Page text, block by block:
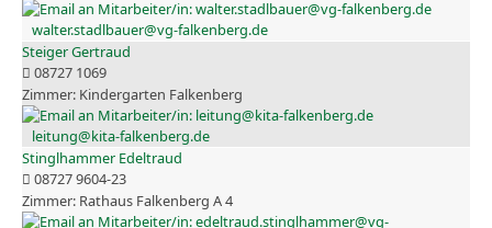
walter.stadlbauer@vg-falkenberg.de
Steiger Gertraud
08727 1069
Kindergarten Falkenberg
leitung@kita-falkenberg.de
Stinglhammer Edeltraud
08727 9604-23
Rathaus Falkenberg A 4